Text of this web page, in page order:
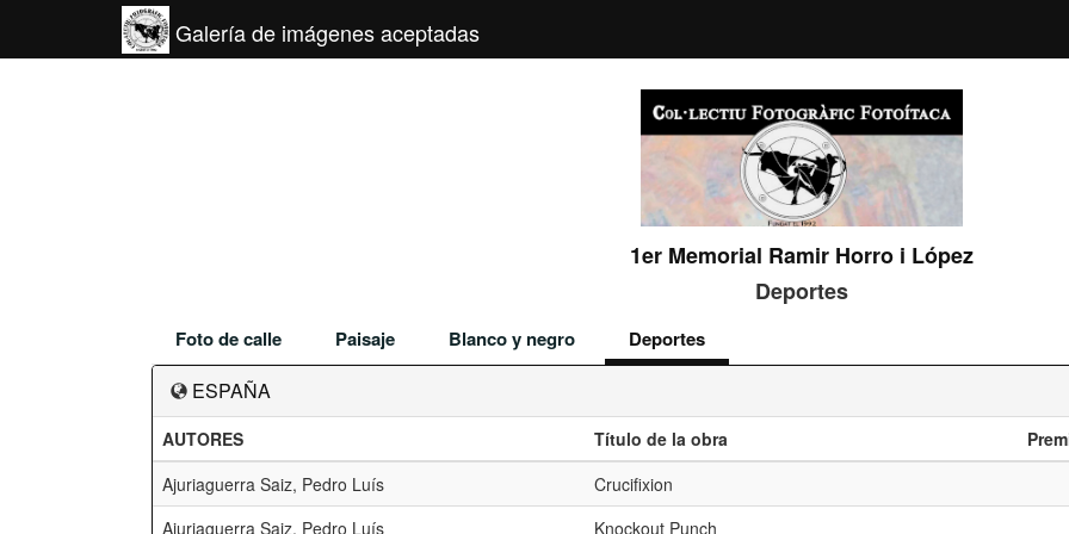
Galería de imágenes aceptadas
1er Memorial Ramir Horro i López
Deportes
Foto de calle Paisaje Blanco y negro Deportes
ESPAÑA
AUTORES Título de la obra
Ajuriaguerra Saiz, Pedro Luís
Crucifixion
Ajuriaguerra Saiz, Pedro Luís
Knockout Punch